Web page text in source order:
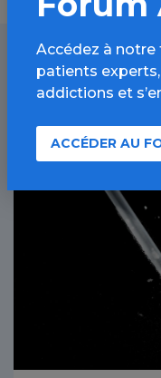
À
Accédez à notre
patients
addictions et
ACCÉDER AU